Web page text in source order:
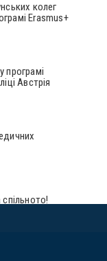
колег
Erasmus+
програмі
Австрія